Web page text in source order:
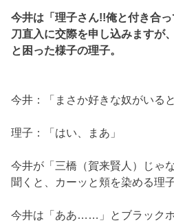
今井は「理子さん!!俺と付き合
刀直入に交際を申し込みますが
と困った様子の理子。
今井：「まさか好きな奴がいると
理子：「はい、まあ」
今井が「三橋（賀来賢人）じゃ
聞くと、カーッと頬を染める理子
今井は「ああ……」とブラックホ